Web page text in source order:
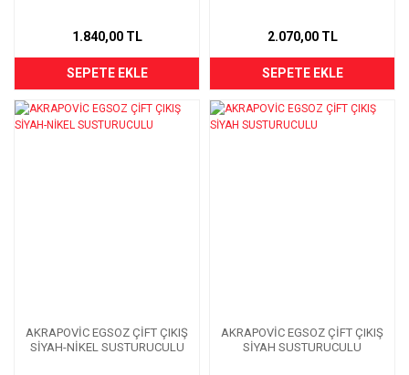
1.840,00 TL
SEPETE EKLE
2.070,00 TL
SEPETE EKLE
AKRAPOVİC EGSOZ ÇİFT ÇIKIŞ
SİYAH-NİKEL SUSTURUCULU
AKRAPOVİC EGSOZ ÇİFT ÇIKIŞ
SİYAH SUSTURUCULU